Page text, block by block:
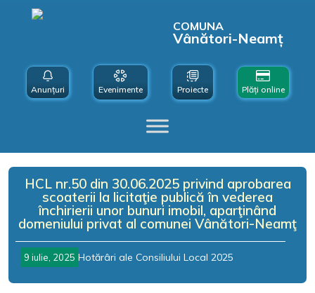
COMUNA
Vânători-Neamț
Anunțuri Evenimente Proiecte Plăți online
HCL nr.50 din 30.06.2025 privind aprobarea
scoaterii la licitaţie publică în vederea
închirierii unor bunuri imobil, aparţinând
domeniului privat al comunei Vânători-Neamţ
9 iulie, 2025 Hotărâri ale Consiliului Local 2025